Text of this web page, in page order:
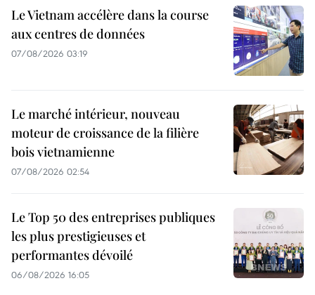
Le Vietnam accélère dans la course
aux centres de données
07/08/2026 03:19
Le marché intérieur, nouveau
moteur de croissance de la filière
bois vietnamienne
07/08/2026 02:54
Le Top 50 des entreprises publiques
les plus prestigieuses et
performantes dévoilé
06/08/2026 16:05